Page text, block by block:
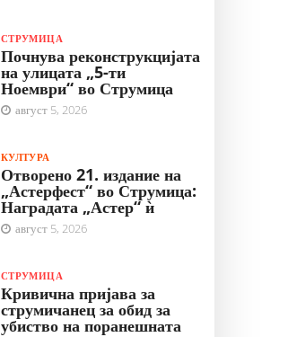
СТРУМИЦА
Почнува реконструкцијата
на улицата „5-ти
Ноември“ во Струмица
август 5, 2026
КУЛТУРА
Отворено 21. издание на
„Астерфест“ во Струмица:
Наградата „Астер“ ѝ
август 5, 2026
СТРУМИЦА
Кривична пријава за
струмичанец за обид за
убиство на поранешната